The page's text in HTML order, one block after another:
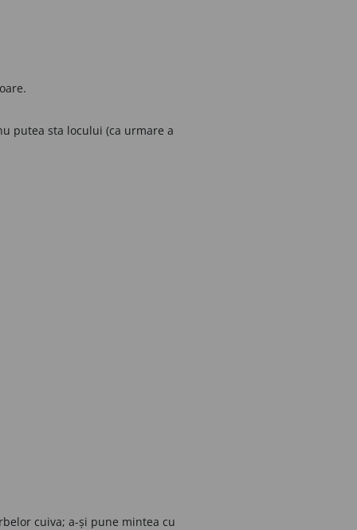
putea sta locului (ca urmare a
cuiva; a-și pune mintea cu